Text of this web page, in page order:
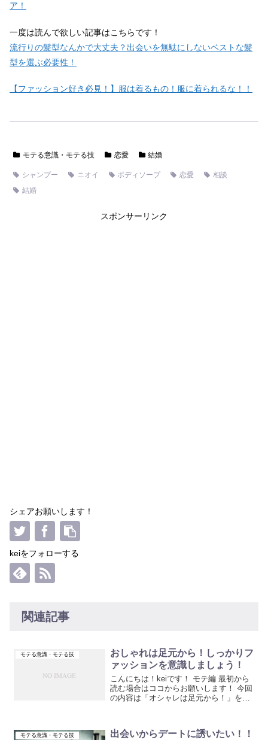
ア！
一度は読んで欲しい記事はこちらです！
流行りの髪型なんかで大丈夫？出会いを無駄にしないベストな髪
型を選ぶ必要性！
【ファッション好き必見！】服は着るもの！服に着られるな！！
モテる意識・モテる技 恋愛 結婚
シャンプー ニオイ ボディソープ 恋愛
相談
結婚
スポンサーリンク
シェアお願いします！
keiをフォローする
関連記事
モテる意識・モテる技
おしゃれは足元から！しっかりフ
ァッションを意識しましょう！
こんにちは！keiです！ モテ編 最初から
読む場合はココからお願いします！ 今回
の内容は「オシャレは足元から！」をテ
モテる意識・モテる技
出会いからデートに誘いたい！！